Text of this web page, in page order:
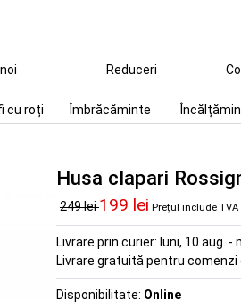
Reduceri
cu roți Îmbrăcăminte
Husa clapari
249 lei199 lei Prețul include TVA
Livrare prin curier: luni, 10 aug. -
Livrare gratuită pentru comenzi
Disponibilitate: Online